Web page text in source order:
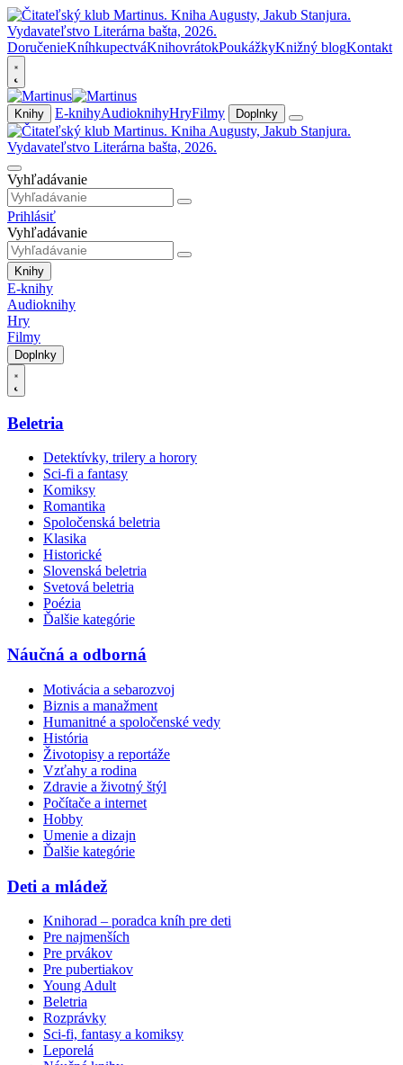
DoručenieKníhkupectváKnihovrátokPoukážkyKnižný blogKontakt
Knihy E-knihyAudioknihyHryFilmy Doplnky
Vyhľadávanie
Prihlásiť
Vyhľadávanie
Knihy
E-knihy
Audioknihy
Hry
Filmy
Doplnky
Beletria
Detektívky, trilery a horory
Sci-fi a fantasy
Komiksy
Romantika
Spoločenská beletria
Klasika
Historické
Slovenská beletria
Svetová beletria
Poézia
Ďalšie kategórie
Náučná a odborná
Motivácia a sebarozvoj
Biznis a manažment
Humanitné a spoločenské vedy
História
Životopisy a reportáže
Vzťahy a rodina
Zdravie a životný štýl
Počítače a internet
Hobby
Umenie a dizajn
Ďalšie kategórie
Deti a mládež
Knihorad – poradca kníh pre deti
Pre najmenších
Pre prvákov
Pre pubertiakov
Young Adult
Beletria
Rozprávky
Sci-fi, fantasy a komiksy
Leporelá